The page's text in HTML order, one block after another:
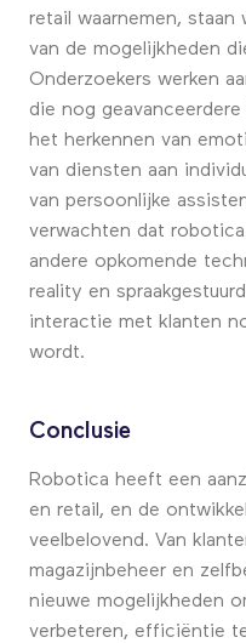
retail waarnemen, staan
van de mogelijkheden
Onderzoekers werken
die nog
het herkennen van
van diensten aan
van persoonlijke
verwachten dat
andere opkomende
reality en
interactie met klanten
wordt.
Conclusie
Robotica heeft een
en retail, en de
veelbelovend. Van
magazijnbeheer en
nieuwe mogelijkheden
verbeteren, efficiëntie